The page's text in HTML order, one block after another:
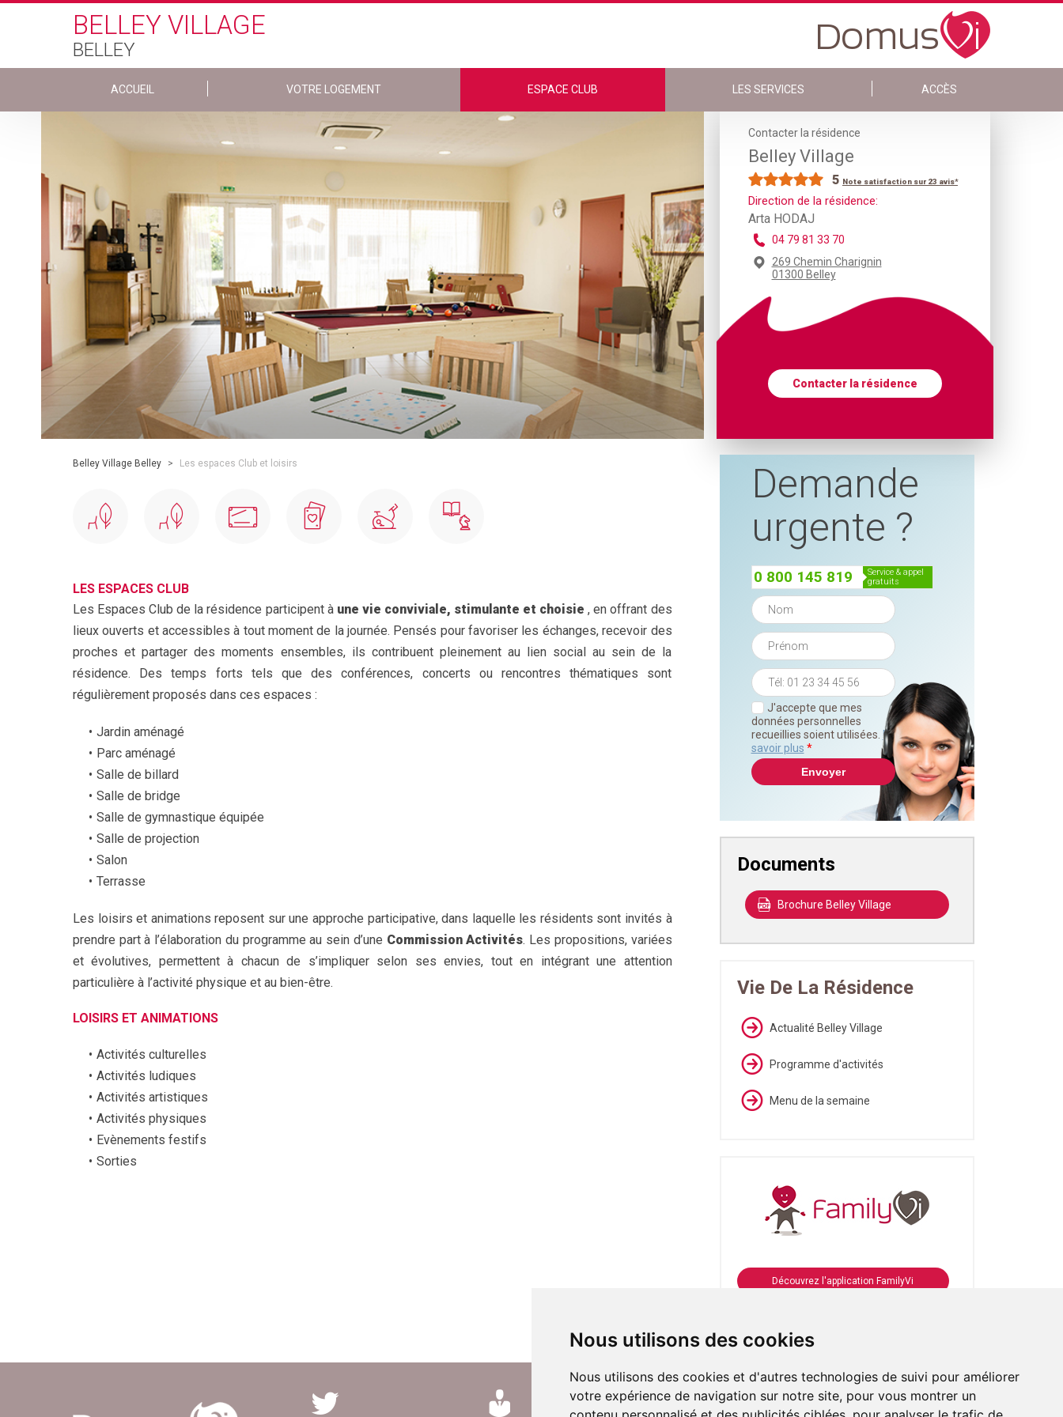
Nous utilisons des cookies
Nous utilisons des cookies et d'autres technologies de suivi pour améliorer
votre expérience de navigation sur notre site, pour vous montrer un
Skip to main content
BELLEY VILLAGE
BELLEY
ACCUEIL VOTRE LOGEMENT ESPACE CLUB LES SERVICES ACCÈS
Belley Village Belley > Les espaces Club et loisirs
LES ESPACES CLUB
Les Espaces Club de la résidence participent à une vie conviviale, stimulante et choisie, en offrant des
lieux ouverts et accessibles à tout moment de la journée. Pensés pour favoriser les échanges, recevoir des
proches et partager des moments ensembles, ils contribuent pleinement au lien social au sein de la
résidence. Des temps forts tels que des conférences, concerts ou rencontres thématiques sont
régulièrement proposés dans ces espaces :
Jardin aménagé
Parc aménagé
Salle de billard
Salle de bridge
Salle de gymnastique équipée
Salle de projection
Salon
Terrasse
Les loisirs et animations reposent sur une approche participative, dans laquelle les résidents sont invités à
prendre part à l’élaboration du programme au sein d’une Commission Activités. Les propositions, variées
et évolutives, permettent à chacun de s’impliquer selon ses envies, tout en intégrant une attention
particulière à l’activité physique et au bien-être.
LOISIRS ET ANIMATIONS
Activités culturelles
Activités ludiques
Activités artistiques
Activités physiques
Evènements festifs
Sorties
Contacter la résidence
Belley Village
5 Note satisfaction sur 23 avis*
Direction de la résidence:
Arta HODAJ
04 79 81 33 70
269 Chemin Charignin
01300 Belley
Contacter la résidence
Demande
urgente ?
0 800 145 819
service & appel
gratuits
J'accepte que mes
données personnelles
recueillies soient utilisées. En
savoir plus *
Documents
Brochure Belley Village
Vie De La Résidence
Actualité Belley Village
Programme d'activités
Menu de la semaine
Découvrez l'application FamilyVi